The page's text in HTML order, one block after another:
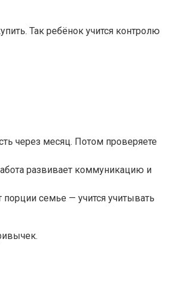
Так ребёнок учится контролю
через месяц. Потом проверяете
развивает коммуникацию и
семье — учится учитывать